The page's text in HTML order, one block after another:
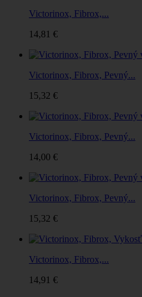
Victorinox, Fibrox,...
14,81 €
Victorinox, Fibrox, Pevný...
15,32 €
Victorinox, Fibrox, Pevný...
14,00 €
Victorinox, Fibrox, Pevný...
15,32 €
Victorinox, Fibrox,...
14,91 €